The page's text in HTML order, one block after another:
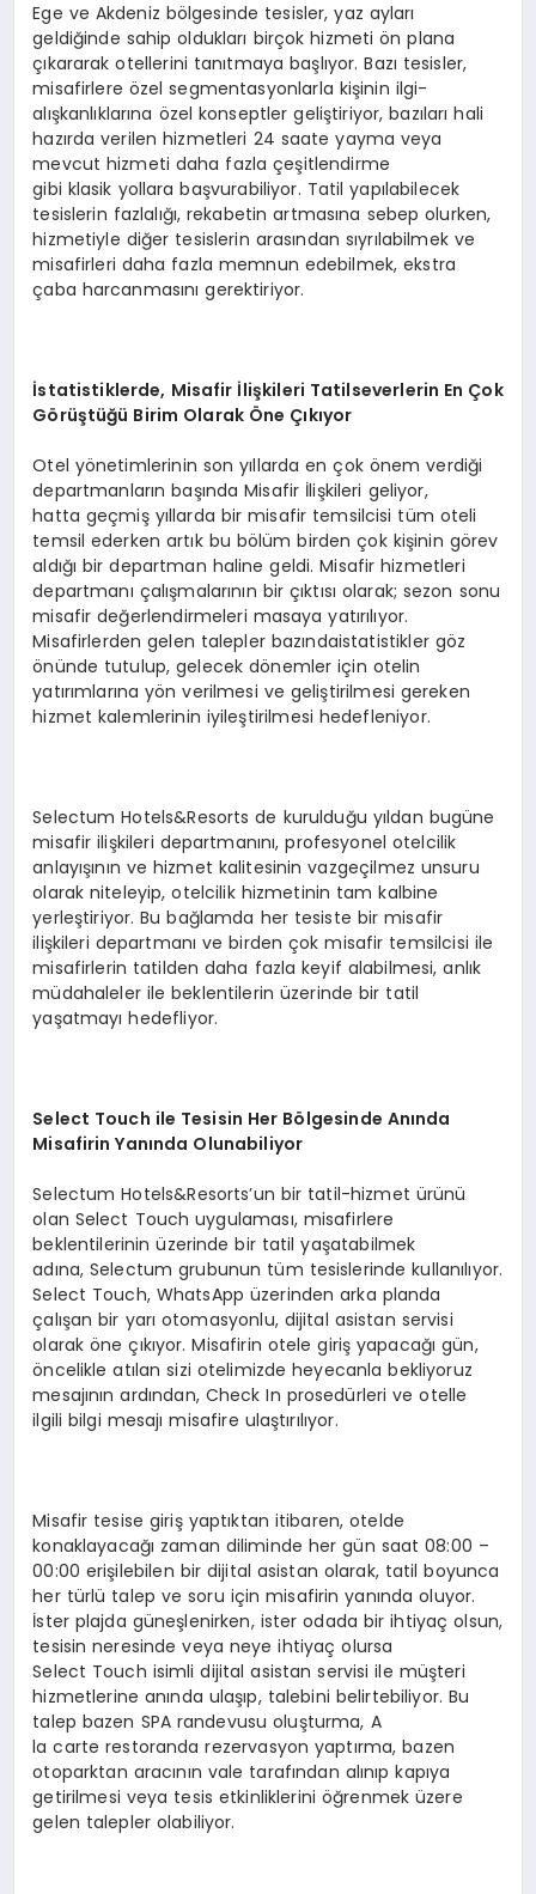
Ege ve Akdeniz bölgesinde tesisler, yaz ayları
geldiğinde sahip oldukları birçok hizmeti ön plana
çıkararak otellerini tanıtmaya başlıyor. Bazı tesisler,
misafirlere özel segmentasyonlarla kişinin ilgi-
alışkanlıklarına özel konseptler geliştiriyor, bazıları hali
hazırda verilen hizmetleri 24 saate yayma veya
mevcut hizmeti daha fazla çeşitlendirme
gibi klasik yollara başvurabiliyor. Tatil yapılabilecek
tesislerin fazlalığı, rekabetin artmasına sebep olurken,
hizmetiyle diğer tesislerin arasından sıyrılabilmek ve
misafirleri daha fazla memnun edebilmek, ekstra
çaba harcanmasını gerektiriyor.
İstatistiklerde, Misafir İlişkileri Tatilseverlerin En Çok
Görüştüğü Birim Olarak Öne Çıkıyor
Otel yönetimlerinin son yıllarda en çok önem verdiği
departmanların başında Misafir İlişkileri geliyor,
hatta geçmiş yıllarda bir misafir temsilcisi tüm oteli
temsil ederken artık bu bölüm birden çok kişinin görev
aldığı bir departman haline geldi. Misafir hizmetleri
departmanı çalışmalarının bir çıktısı olarak; sezon sonu
misafir değerlendirmeleri masaya yatırılıyor.
Misafirlerden gelen talepler bazındaistatistikler göz
önünde tutulup, gelecek dönemler için otelin
yatırımlarına yön verilmesi ve geliştirilmesi gereken
hizmet kalemlerinin iyileştirilmesi hedefleniyor.
Selectum Hotels&Resorts de kurulduğu yıldan bugüne
misafir ilişkileri departmanını, profesyonel otelcilik
anlayışının ve hizmet kalitesinin vazgeçilmez unsuru
olarak niteleyip, otelcilik hizmetinin tam kalbine
yerleştiriyor. Bu bağlamda her tesiste bir misafir
ilişkileri departmanı ve birden çok misafir temsilcisi ile
misafirlerin tatilden daha fazla keyif alabilmesi, anlık
müdahaleler ile beklentilerin üzerinde bir tatil
yaşatmayı hedefliyor.
Select Touch ile Tesisin Her Bölgesinde Anında
Misafirin Yanında Olunabiliyor
Selectum Hotels&Resorts’un bir tatil-hizmet ürünü
olan Select Touch uygulaması, misafirlere
beklentilerinin üzerinde bir tatil yaşatabilmek
adına, Selectum grubunun tüm tesislerinde kullanılıyor.
Select Touch, WhatsApp üzerinden arka planda
çalışan bir yarı otomasyonlu, dijital asistan servisi
olarak öne çıkıyor. Misafirin otele giriş yapacağı gün,
öncelikle atılan sizi otelimizde heyecanla bekliyoruz
mesajının ardından, Check In prosedürleri ve otelle
ilgili bilgi mesajı misafire ulaştırılıyor.
Misafir tesise giriş yaptıktan itibaren, otelde
konaklayacağı zaman diliminde her gün saat 08:00 –
00:00 erişilebilen bir dijital asistan olarak, tatil boyunca
her türlü talep ve soru için misafirin yanında oluyor.
İster plajda güneşlenirken, ister odada bir ihtiyaç olsun,
tesisin neresinde veya neye ihtiyaç olursa
Select Touch isimli dijital asistan servisi ile müşteri
hizmetlerine anında ulaşıp, talebini belirtebiliyor. Bu
talep bazen SPA randevusu oluşturma, A
la carte restoranda rezervasyon yaptırma, bazen
otoparktan aracının vale tarafından alınıp kapıya
getirilmesi veya tesis etkinliklerini öğrenmek üzere
gelen talepler olabiliyor.